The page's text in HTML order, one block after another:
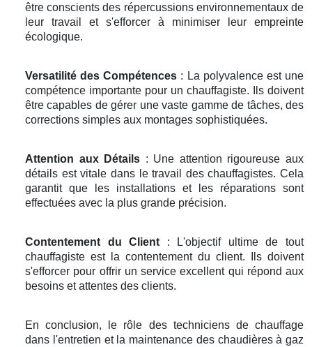
être conscients des répercussions environnementaux de
leur travail et s'efforcer à minimiser leur empreinte
écologique.
Versatilité des Compétences : La polyvalence est une
compétence importante pour un chauffagiste. Ils doivent
être capables de gérer une vaste gamme de tâches, des
corrections simples aux montages sophistiquées.
Attention aux Détails : Une attention rigoureuse aux
détails est vitale dans le travail des chauffagistes. Cela
garantit que les installations et les réparations sont
effectuées avec la plus grande précision.
Contentement du Client: L'objectif ultime de tout
chauffagiste est la contentement du client. Ils doivent
s'efforcer pour offrir un service excellent qui répond aux
besoins et attentes des clients.
En conclusion, le rôle des techniciens de chauffage
dans l'entretien et la maintenance des chaudières à gaz